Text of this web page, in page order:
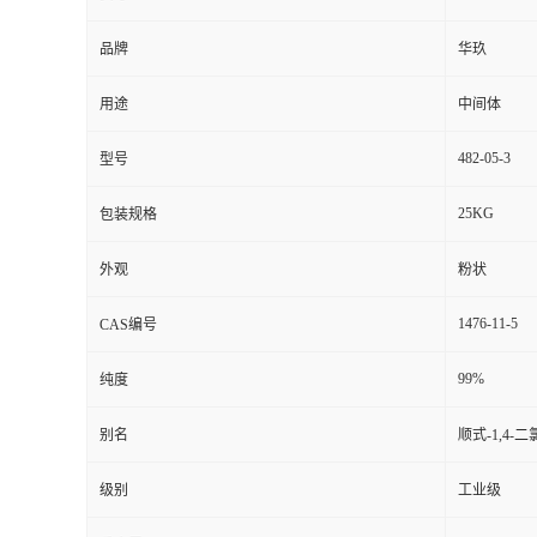
品牌 华玖
用途 中间体
型号 482-05-3
包装规格 25KG
外观 粉状
CAS编号 1476-11-5
纯度 99%
别名 顺式-1,4-二
级别 工业级